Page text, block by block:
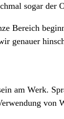
sogar der
Bereich
genauer
am Werk.